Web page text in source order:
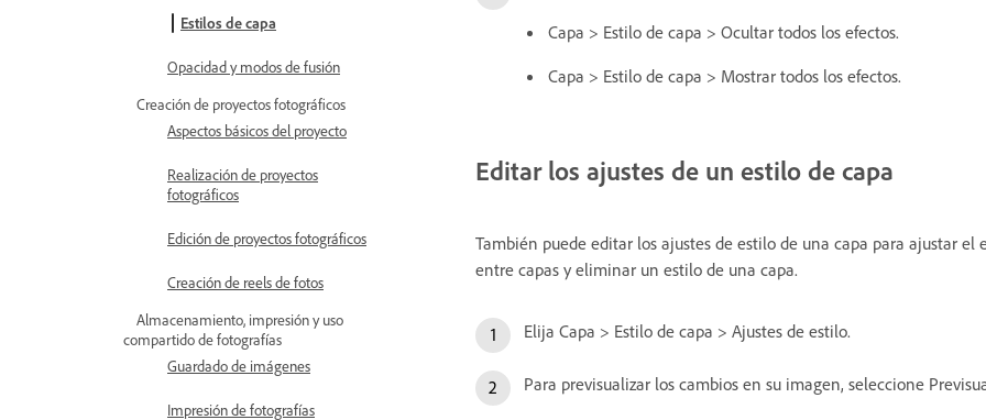
Estilos de capa
Opacidad y modos de fusión
Creación de proyectos fotográficos
Aspectos básicos del proyecto
Realización de proyectos
fotográficos
Edición de proyectos fotográficos
Creación de reels de fotos
Almacenamiento, impresión y uso
compartido de fotografías
Guardado de imágenes
Impresión de fotografías
Capa > Estilo de capa > Ocultar todos los efectos.
Capa > Estilo de capa > Mostrar todos los efectos.
Editar los ajustes de un estilo de capa
También puede editar los ajustes de estilo de una capa para ajustar el
entre capas y eliminar un estilo de una capa.
Elija Capa > Estilo de capa > Ajustes de estilo.
Para previsualizar los cambios en su imagen, seleccione